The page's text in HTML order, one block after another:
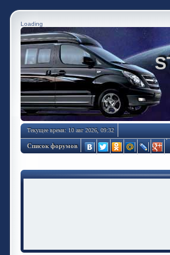
Loading
Текущее время: 10 авг 2026, 09:32
Список форумов